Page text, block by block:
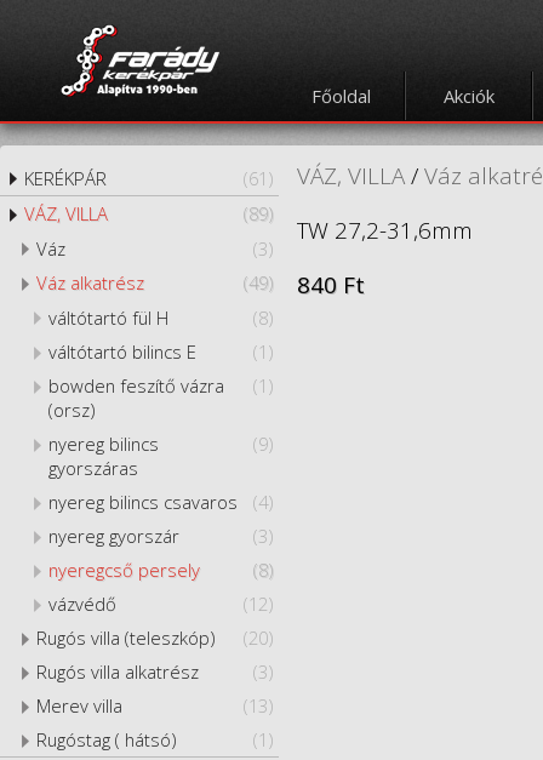
Főoldal Akciók
(61)
KERÉKPÁR
(89)
VÁZ, VILLA
(3)
Váz
(49)
Váz alkatrész
(8)
váltótartó fül H
(1)
váltótartó bilincs E
(1)
bowden feszítő vázra
(orsz)
(9)
nyereg bilincs
gyorszáras
(4)
nyereg bilincs csavaros
(3)
nyereg gyorszár
(8)
nyeregcső persely
(12)
vázvédő
(20)
Rugós villa (teleszkóp)
(3)
Rugós villa alkatrész
(13)
Merev villa
(1)
Rugóstag ( hátsó)
VÁZ, VILLA/Váz
TW 27,2-31,6mm
840 Ft